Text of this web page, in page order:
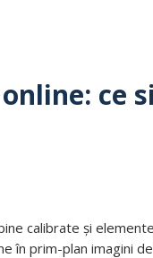
ce
calibrate și
în prim-plan imagini